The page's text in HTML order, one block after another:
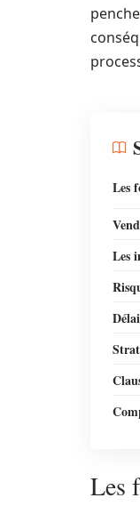
Les
Les
Les